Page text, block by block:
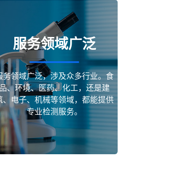
服务领域广泛
务领域广泛，涉及众多行业。食
、环境、医药、化工，还是建
、电子、机械等领域，都能提供
专业检测服务。